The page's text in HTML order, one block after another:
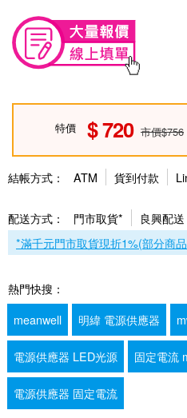
特價 720 市價$756
結帳方式： ATM 貨到付款
配送方式： 門市取貨*
良興配送
*滿千元門市取貨現折1%(部分商
熱門快搜：
meanwell
明緯 電源供應器
電源供應器 LED光源 固定電流
電源供應器 固定電流